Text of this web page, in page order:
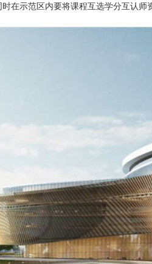
在示范区内要将课程互选学分互认师